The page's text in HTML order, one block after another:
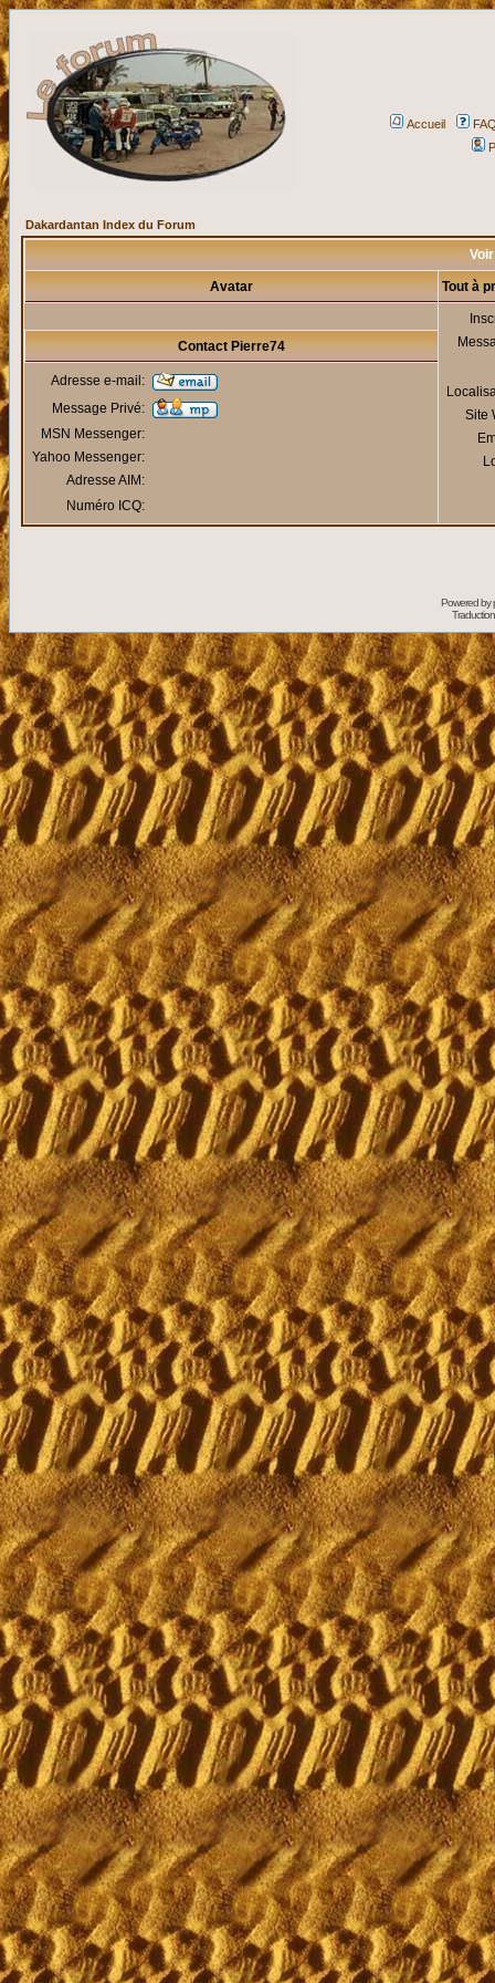
Accueil
Dakardantan Index du Forum
Avatar Tout à
Site
Contact Pierre74
Adresse e-mail:
Message Privé:
MSN Messenger:
Yahoo Messenger:
Adresse AIM:
Numéro ICQ:
Powered by